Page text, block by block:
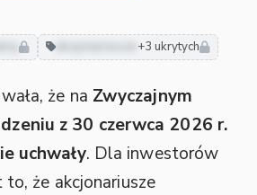
akcjonariusze +3 ukrytych
że na Zwyczajnym
z 30 czerwca 2026 r.
uchwały. Dla inwestorów
że akcjonariusze